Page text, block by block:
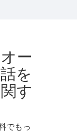
ー
を
す
でもっ